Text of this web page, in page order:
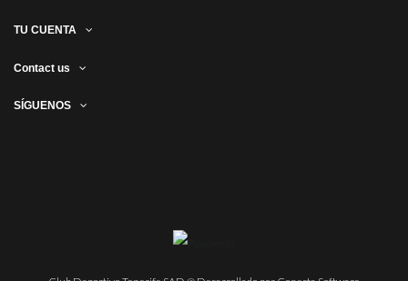
TU CUENTA
Contact us
SÍGUENOS